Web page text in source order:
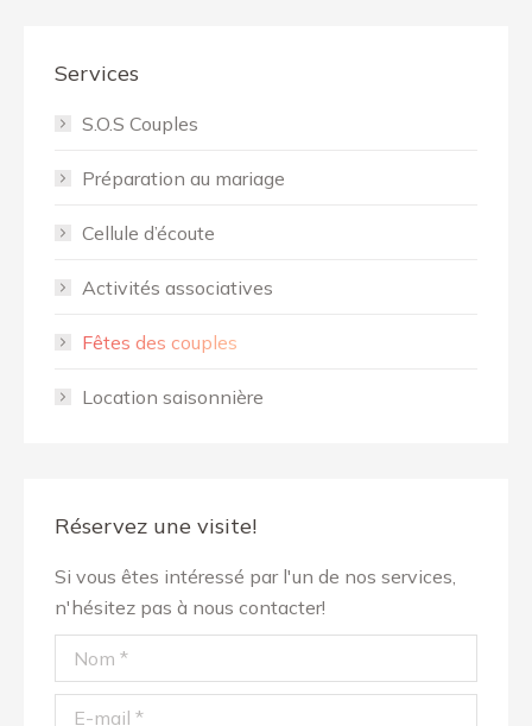
Services
S.O.S Couples
Préparation au mariage
Cellule d’écoute
Activités associatives
Fêtes des couples
Location saisonnière
Réservez une visite!
Si vous êtes intéressé par l'un de nos services,
n'hésitez pas à nous contacter!
Nom *
E-mail *